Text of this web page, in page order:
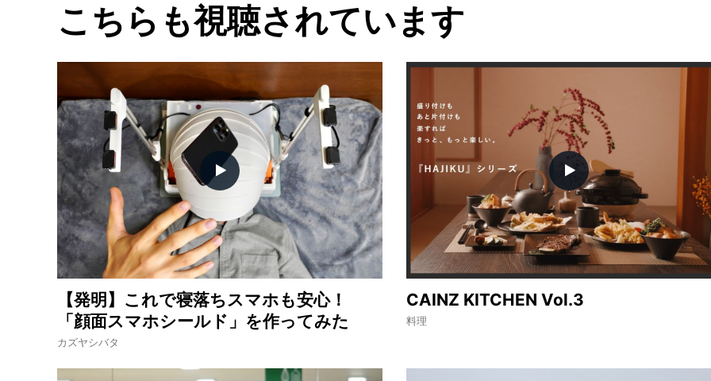
こちらも視聴されています
【発明】これで寝落ちスマホも安心！
「顔面スマホシールド」を作ってみた
カズヤシバタ
CAINZ KITCHEN Vol.3
料理